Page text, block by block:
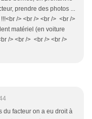
prendre des photos ...
/> <br /> <br /> <br />
matériel (en voiture
/> <br /> <br /> <br />
du facteur on a eu droit à